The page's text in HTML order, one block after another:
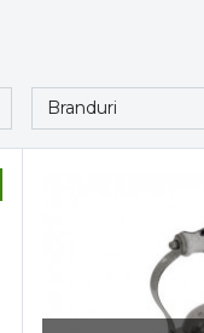
Branduri